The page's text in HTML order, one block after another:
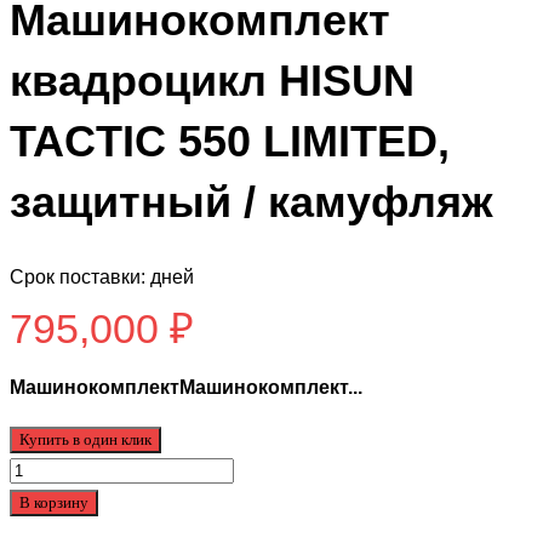
Машинокомплект
квадроцикл HISUN
TACTIC 550 LIMITED,
защитный / камуфляж
Срок поставки: дней
795,000 ₽
МашинокомплектМашинокомплект...
Купить в один клик
Количество
товара
В корзину